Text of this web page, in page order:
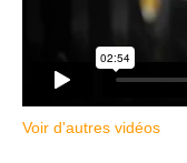
Voir d'autres vidéos